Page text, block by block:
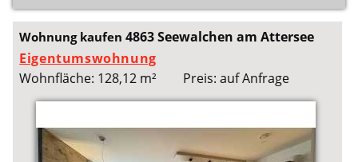
Wohnung kaufen4863 Seewalchen am Attersee
Eigentumswohnung
Wohnfläche: 128,12 m²
Preis: auf Anfrage